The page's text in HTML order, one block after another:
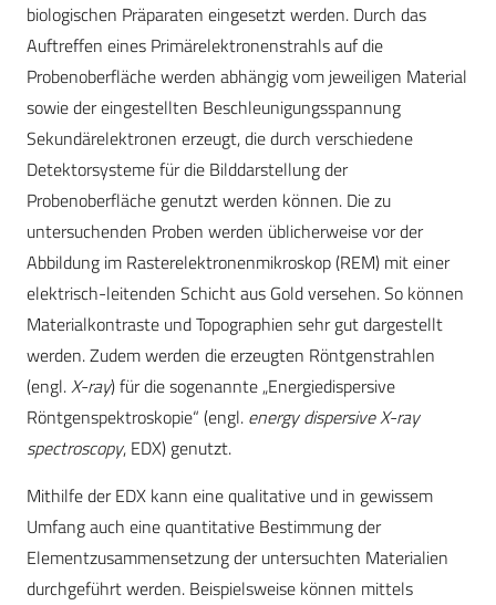
biologischen Präparaten eingesetzt werden. Durch das
Auftreffen eines Primärelektronenstrahls auf die
Probenoberfläche werden abhängig vom jeweiligen Material
sowie der eingestellten Beschleunigungsspannung
Sekundärelektronen erzeugt, die durch verschiedene
Detektorsysteme für die Bilddarstellung der
Probenoberfläche genutzt werden können. Die zu
untersuchenden Proben werden üblicherweise vor der
Abbildung im Rasterelektronenmikroskop (REM) mit einer
elektrisch-leitenden Schicht aus Gold versehen. So können
Materialkontraste und Topographien sehr gut dargestellt
werden. Zudem werden die erzeugten Röntgenstrahlen
(engl.X-ray) für die sogenannte „Energiedispersive
Röntgenspektroskopie“ (engl. energy dispersive X-ray
spectroscopy, EDX) genutzt.
Mithilfe der EDX kann eine qualitative und in gewissem
Umfang auch eine quantitative Bestimmung der
Elementzusammensetzung der untersuchten Materialien
durchgeführt werden. Beispielsweise können mittels